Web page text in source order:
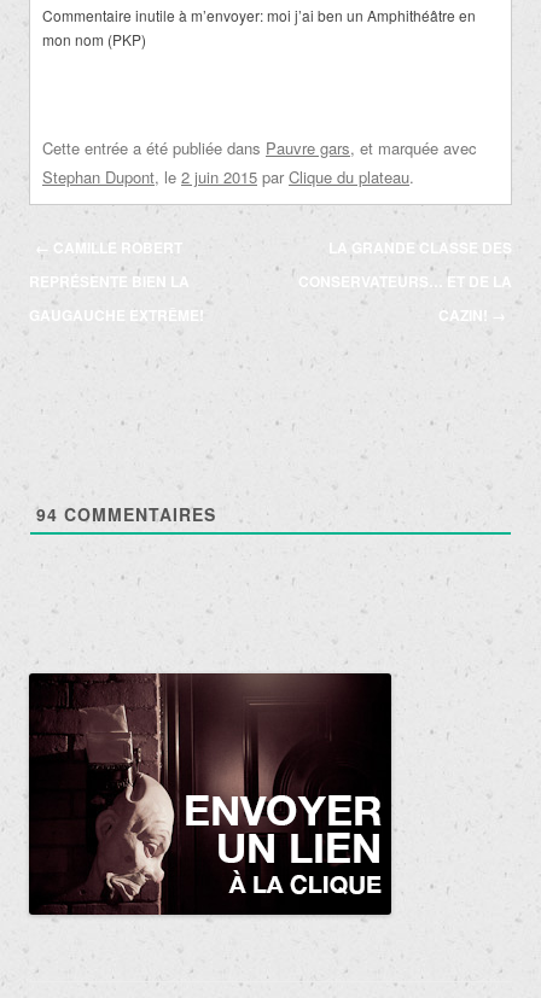
Commentaire inutile à m’envoyer: moi j’ai ben un Amphithéâtre en
mon nom (PKP)
Cette entrée a été publiée dans Pauvre gars, et marquée avec
Stephan Dupont, le 2 juin 2015 par Clique du plateau.
Navigation
des
articles
← CAMILLE ROBERT
REPRÉSENTE BIEN LA
GAUGAUCHE EXTRÊME!
LA GRANDE CLASSE DES
CONSERVATEURS… ET DE LA
CAZIN!
94 COMMENTAIRES